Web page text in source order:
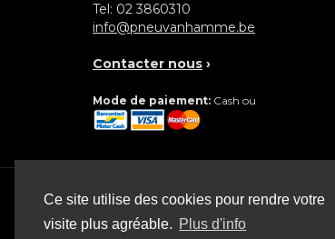
Ce site utilise des cookies pour rendre votre
visite plus agréable. Plus d'info
Tel: 02 3860310
info@pneuvanhamme.be
Contacter nous ›
Mode de paiement: Cash ou
© 2026 Pneu Vanhamme